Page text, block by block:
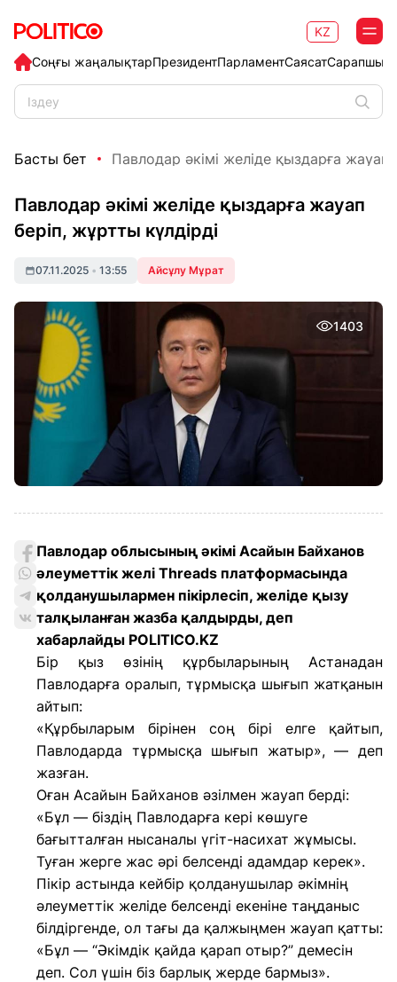
Соңғы жаңалықтарПрезидентПарламентСаясат
KZ
Басты бет Павлодар әкімі желіде қыздарға жауап
Павлодар әкімі желіде қыздарға жауап
беріп, жұртты күлдірді
07.11.2025 • 13:55 Айсұлу Мұрат
1403
Павлодар облысының әкімі Асайын Байханов
әлеуметтік желі Threads платформасында
қолданушылармен пікірлесіп, желіде қызу
талқыланған жазба қалдырды, деп
хабарлайды POLITICO.KZ
Бір қыз өзінің құрбыларының Астанадан
Павлодарға оралып, тұрмысқа шығып жатқанын
айтып:
«Құрбыларым бірінен соң бірі елге қайтып,
Павлодарда тұрмысқа шығып жатыр», — деп
жазған.
Оған Асайын Байханов әзілмен жауап берді:
«Бұл — біздің Павлодарға кері көшуге
бағытталған нысаналы үгіт-насихат жұмысы.
Туған жерге жас әрі белсенді адамдар керек».
Пікір астында кейбір қолданушылар әкімнің
әлеуметтік желіде белсенді екеніне таңданыс
білдіргенде, ол тағы да қалжыңмен жауап қатты:
«Бұл — “Әкімдік қайда қарап отыр?” демесін
деп. Сол үшін біз барлық жерде бармыз».